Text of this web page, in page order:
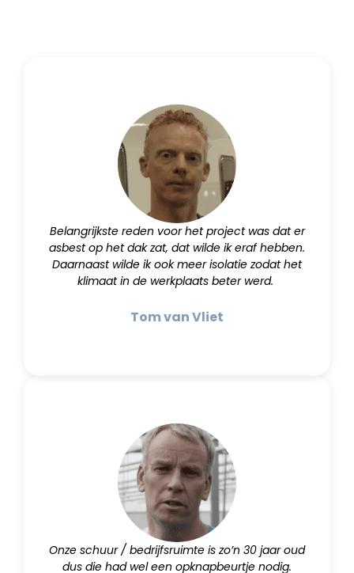
Belangrijkste reden voor het project was dat er
asbest op het dak zat, dat wilde ik eraf hebben.
Daarnaast wilde ik ook meer isolatie zodat het
klimaat in de werkplaats beter werd.
Tom van Vliet
Onze schuur / bedrijfsruimte is zo’n 30 jaar oud
dus die had wel een opknapbeurtje nodig.